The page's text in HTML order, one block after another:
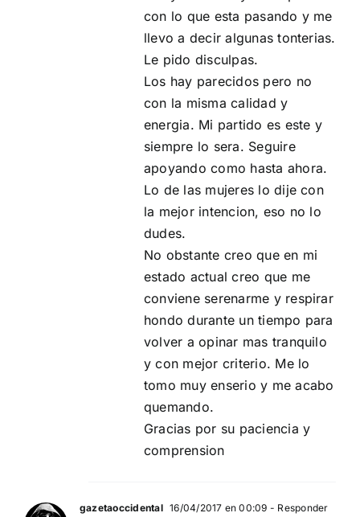
con lo que esta pasando y me
llevo a decir algunas tonterias.
Le pido disculpas.
Los hay parecidos pero no
con la misma calidad y
energia. Mi partido es este y
siempre lo sera. Seguire
apoyando como hasta ahora.
Lo de las mujeres lo dije con
la mejor intencion, eso no lo
dudes.
No obstante creo que en mi
estado actual creo que me
conviene serenarme y respirar
hondo durante un tiempo para
volver a opinar mas tranquilo
y con mejor criterio. Me lo
tomo muy enserio y me acabo
quemando.
Gracias por su paciencia y
comprension
gazetaoccidental 16/04/2017 en 00:09 - Responder